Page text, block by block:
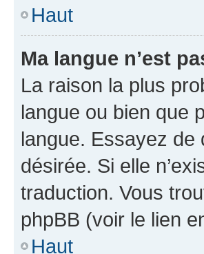
Haut
Ma langue n’est
La raison la plus
langue ou bien que
langue. Essayez de
désirée. Si elle
traduction. Vous
phpBB (voir le lien
Haut